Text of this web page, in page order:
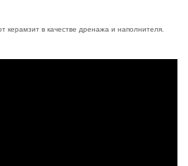
керамзит в качестве дренажа и наполнителя.